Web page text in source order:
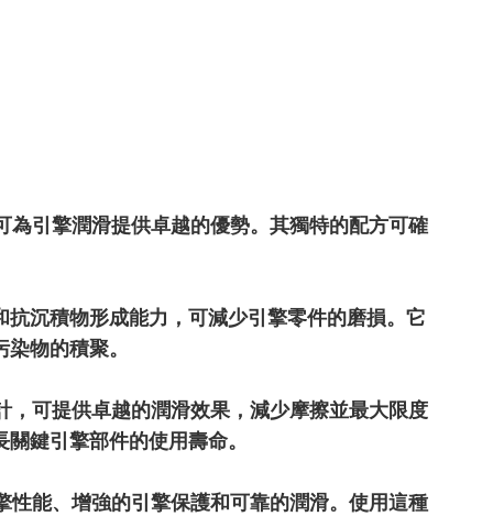
引擎潤滑提供卓越的優勢。其獨特的配方可確
沉積物形成能力，可減少引擎零件的磨損。它
物的積聚。
可提供卓越的潤滑效果，減少摩擦並最大限度
鍵引擎部件的使用壽命。
能、增強的引擎保護和可靠的潤滑。使用這種